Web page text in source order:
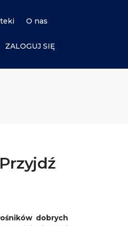
O nas
ZALOGUJ SIĘ
dobrych